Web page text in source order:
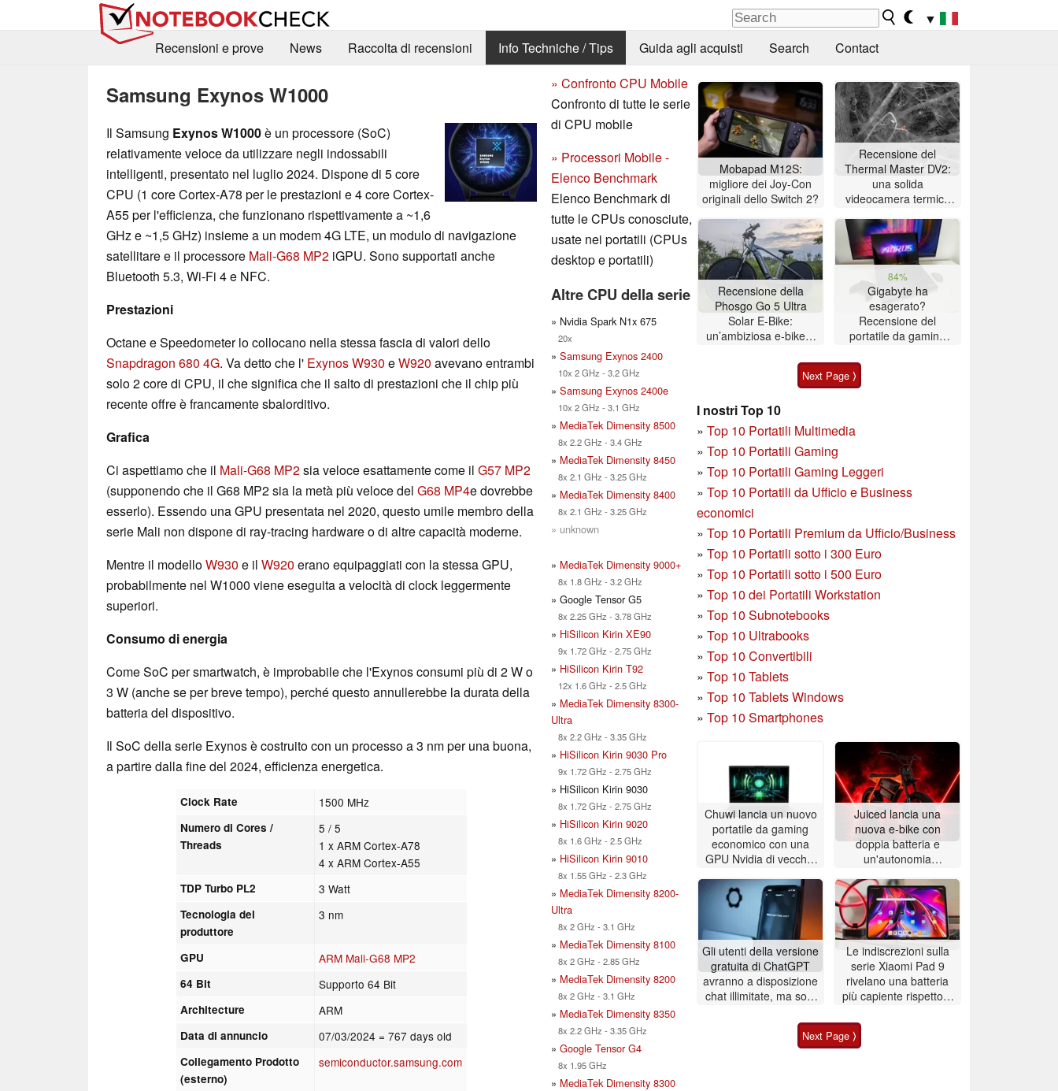
▼
Recensioni e prove
News Raccolta di recensioni Info Techniche / Tips Guida agli acquisti Search Contact
Samsung Exynos W1000
Il Samsung Exynos W1000è un processore (SoC)
relativamente veloce da utilizzare negli indossabili
intelligenti, presentato nel luglio 2024. Dispone di 5 core
CPU (1 core Cortex-A78 per le prestazioni e 4 core Cortex-
A55 per l'efficienza, che funzionano rispettivamente a ~1,6
GHz e ~1,5 GHz) insieme a un modem 4G LTE, un modulo di navigazione
satellitare e il processore Mali-G68 MP2 iGPU. Sono supportati anche
Bluetooth 5.3, Wi-Fi 4 e NFC.
Prestazioni
Octane e Speedometer lo collocano nella stessa fascia di valori dello
Snapdragon 680 4G. Va detto che l' Exynos W930 eW920 avevano entrambi
solo 2 core di CPU, il che significa che il salto di prestazioni che il chip più
recente offre è francamente sbalorditivo.
Grafica
Ci aspettiamo che il Mali-G68 MP2sia veloce esattamente come il G57 MP2
(supponendo che il G68 MP2 sia la metà più veloce del G68 MP4e dovrebbe
esserlo). Essendo una GPU presentata nel 2020, questo umile membro della
serie Mali non dispone di ray-tracing hardware o di altre capacità moderne.
Mentre il modelloW930 e il W920 erano equipaggiati con la stessa GPU,
probabilmente nel W1000 viene eseguita a velocità di clock leggermente
superiori.
Consumo di energia
Come SoC per smartwatch, è improbabile che l'Exynos consumi più di 2 W o
3 W (anche se per breve tempo), perché questo annullerebbe la durata della
batteria del dispositivo.
Il SoC della serie Exynos è costruito con un processo a 3 nm per una buona,
a partire dalla fine del 2024, efficienza energetica.
Clock Rate 1500 MHz
Numero di Cores /
Threads
5 / 5
1 x ARM Cortex-A78
4 x ARM Cortex-A55
TDP Turbo PL2 3 Watt
Tecnologia del
produttore
3 nm
GPU ARM Mali-G68 MP2
64 Bit Supporto 64 Bit
Architecture ARM
Data di annuncio 07/03/2024 = 767 days old
Collegamento Prodotto
(esterno)
semiconductor.samsung.com
» Confronto CPU Mobile
Confronto di tutte le serie
di CPU mobile
» Processori Mobile -
Elenco Benchmark
Elenco Benchmark di
tutte le CPUs conosciute,
usate nei portatili (CPUs
desktop e portatili)
Altre CPU della serie
» Nvidia Spark N1x 675
20x
» Samsung Exynos 2400
10x 2 GHz - 3.2 GHz
» Samsung Exynos 2400e
10x 2 GHz - 3.1 GHz
» MediaTek Dimensity 8500
8x 2.2 GHz - 3.4 GHz
» MediaTek Dimensity 8450
8x 2.1 GHz - 3.25 GHz
» MediaTek Dimensity 8400
8x 2.1 GHz - 3.25 GHz
» unknown
» MediaTek Dimensity 9000+
8x 1.8 GHz - 3.2 GHz
» Google Tensor G5
8x 2.25 GHz - 3.78 GHz
» HiSilicon Kirin XE90
9x 1.72 GHz - 2.75 GHz
» HiSilicon Kirin T92
12x 1.6 GHz - 2.5 GHz
» MediaTek Dimensity 8300-
Ultra
8x 2.2 GHz - 3.35 GHz
» HiSilicon Kirin 9030 Pro
9x 1.72 GHz - 2.75 GHz
» HiSilicon Kirin 9030
8x 1.72 GHz - 2.75 GHz
» HiSilicon Kirin 9020
8x 1.6 GHz - 2.5 GHz
» HiSilicon Kirin 9010
8x 1.55 GHz - 2.3 GHz
» MediaTek Dimensity 8200-
Ultra
8x 2 GHz - 3.1 GHz
» MediaTek Dimensity 8100
8x 2 GHz - 2.85 GHz
» MediaTek Dimensity 8200
8x 2 GHz - 3.1 GHz
» MediaTek Dimensity 8350
8x 2.2 GHz - 3.35 GHz
» Google Tensor G4
8x 1.95 GHz
» MediaTek Dimensity 8300
Mobapad M12S:
migliore dei Joy-Con
originali dello Switch 2?
Recensione del
Thermal Master DV2:
una solida
videocamera termica
touchscreen da 5
pollici
Recensione della
Phosgo Go 5 Ultra
Solar E-Bike:
un’ambiziosa e-bike a
alcune peculiarità
84%
Gigabyte ha
esagerato?
Recensione del
portatile da gaming
Next Page ⟩
I nostri Top 10
» Top 10 Portatili Multimedia
» Top 10 Portatili Gaming
» Top 10 Portatili Gaming Leggeri
» Top 10 Portatili da Ufficio e Business
economici
» Top 10 Portatili Premium da Ufficio/Business
» Top 10 Portatili sotto i 300 Euro
» Top 10 Portatili sotto i 500 Euro
» Top 10 dei Portatili Workstation
» Top 10 Subnotebooks
» Top 10 Ultrabooks
» Top 10 Convertibili
» Top 10 Tablets
» Top 10 Tablets Windows
» Top 10 Smartphones
Chuwi lancia un nuovo
portatile da gaming
economico con una
GPU Nvidia di vecchia
Juiced lancia una
nuova e-bike con
doppia batteria e
un'autonomia
km
Gli utenti della versione
gratuita di ChatGPT
avranno a disposizione
chat illimitate, ma solo
prossima settimana
Le indiscrezioni sulla
serie Xiaomi Pad 9
rivelano una batteria
più capiente rispetto a
Next Page ⟩